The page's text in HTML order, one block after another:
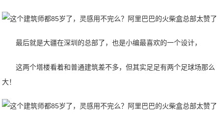
最后就是大疆在深圳的总部了，也是小编最喜欢的一个设计，
这两个塔楼看着和普通建筑差不多，但其实足足有两个足球场那么
大！